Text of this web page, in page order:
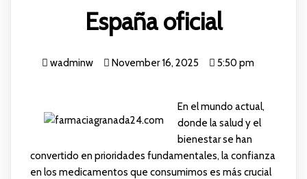
España oficial
wadminw November 16, 2025 5:50 pm
En el mundo actual,
donde la salud y el
bienestar se han
convertido en prioridades fundamentales, la confianza
en los medicamentos que consumimos es más crucial